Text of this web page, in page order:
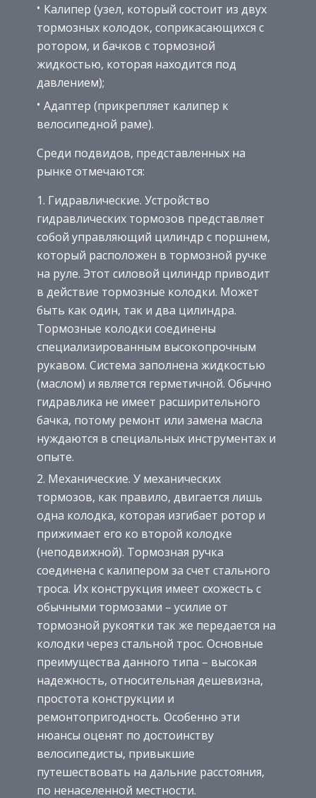
Калипер (узел, который состоит из двух
тормозных колодок, соприкасающихся с
ротором, и бачков с тормозной
жидкостью, которая находится под
давлением);
Адаптер (прикрепляет калипер к
велосипедной раме).
Среди подвидов, представленных на
рынке отмечаются:
Гидравлические. Устройство
гидравлических тормозов представляет
собой управляющий цилиндр с поршнем,
который расположен в тормозной ручке
на руле. Этот силовой цилиндр приводит
в действие тормозные колодки. Может
быть как один, так и два цилиндра.
Тормозные колодки соединены
специализированным высокопрочным
рукавом. Система заполнена жидкостью
(маслом) и является герметичной. Обычно
гидравлика не имеет расширительного
бачка, потому ремонт или замена масла
нуждаются в специальных инструментах и
опыте.
Механические. У механических
тормозов, как правило, двигается лишь
одна колодка, которая изгибает ротор и
прижимает его ко второй колодке
(неподвижной). Тормозная ручка
соединена с калипером за счет стального
троса. Их конструкция имеет схожесть с
обычными тормозами – усилие от
тормозной рукоятки так же передается на
колодки через стальной трос. Основные
преимущества данного типа – высокая
надежность, относительная дешевизна,
простота конструкции и
ремонтопригодность. Особенно эти
нюансы оценят по достоинству
велосипедисты, привыкшие
путешествовать на дальние расстояния,
по ненаселенной местности.